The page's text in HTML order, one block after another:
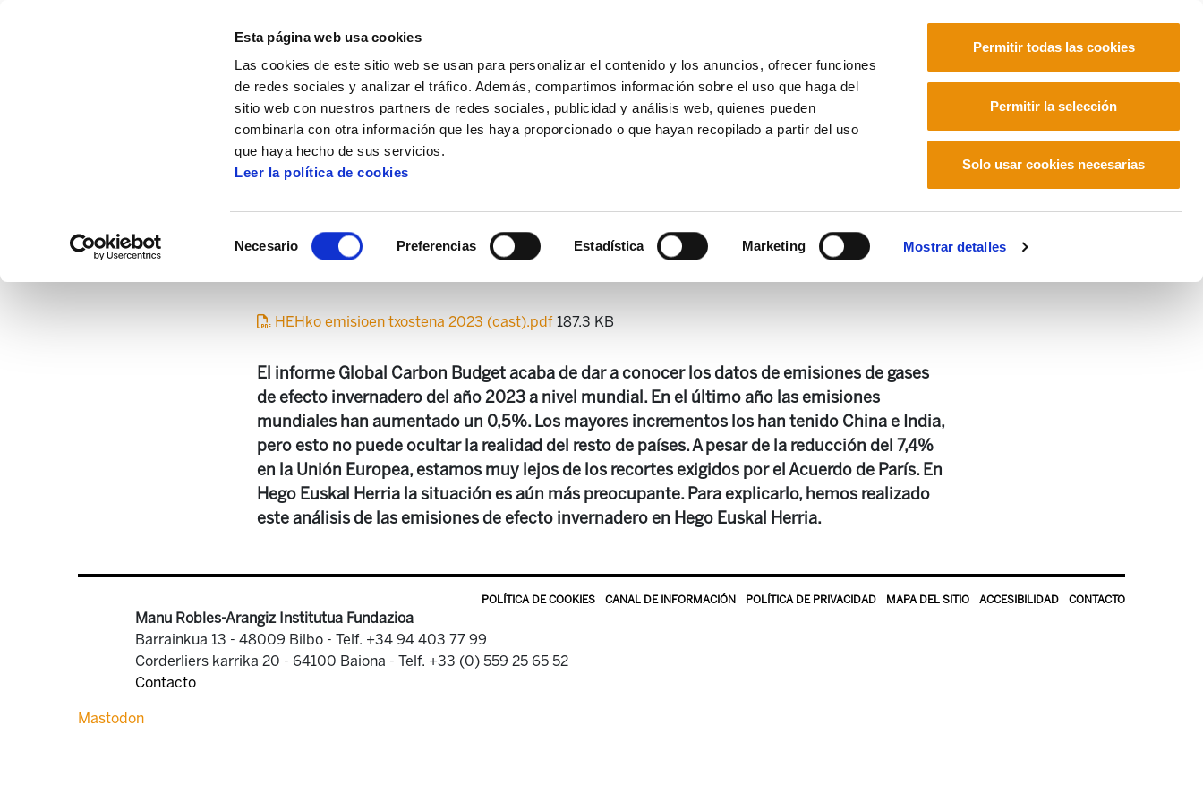
Esta página web usa cookies
Las cookies de este sitio web se usan para personalizar el contenido y los anuncios, ofrecer funciones
de redes sociales y analizar el tráfico. Además, compartimos información sobre el uso que haga del
sitio web con nuestros partners de redes sociales, publicidad y análisis web, quienes pueden
combinarla con otra información que les haya proporcionado o que hayan recopilado a partir del uso
que haya hecho de sus servicios.
Leer la política de cookies
Necesario Preferencias Estadística Marketing Mostrar detalles
Permitir todas las cookies
Permitir la selección
Solo usar cookies necesarias
Centro de documentación Medioambiente Informe sobre las emisiones de Hego Euskal Herria y propuesta de medidas
Informe sobre las emisiones de Hego Euskal Herria y propuesta de
medidas
HEHko emisioen txostena 2023 (cast).pdf 187.3 KB
El informe Global Carbon Budget acaba de dar a conocer los datos de emisiones de gases
de efecto invernadero del año 2023 a nivel mundial. En el último año las emisiones
mundiales han aumentado un 0,5%. Los mayores incrementos los han tenido China e India,
pero esto no puede ocultar la realidad del resto de países. A pesar de la reducción del 7,4%
en la Unión Europea, estamos muy lejos de los recortes exigidos por el Acuerdo de París. En
Hego Euskal Herria la situación es aún más preocupante. Para explicarlo, hemos realizado
este análisis de las emisiones de efecto invernadero en Hego Euskal Herria.
POLÍTICA DE COOKIES CANAL DE INFORMACIÓN POLÍTICA DE PRIVACIDAD MAPA DEL SITIO ACCESIBILIDAD CONTACTO
Manu Robles-Arangiz Institutua Fundazioa
Barrainkua 13 - 48009 Bilbo - Telf. +34 94 403 77 99
Corderliers karrika 20 - 64100 Baiona - Telf. +33 (0) 559 25 65 52
Contacto
Mastodon